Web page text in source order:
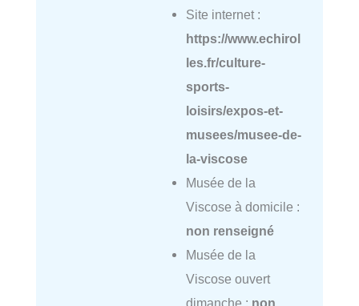
Site internet :
https://www.echirol
les.fr/culture-
sports-
loisirs/expos-et-
musees/musee-de-
la-viscose
Musée de la
Viscose à domicile :
non renseigné
Musée de la
Viscose ouvert
dimanche : non